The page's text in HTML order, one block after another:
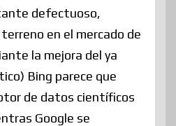
defectuoso,
en el mercado de
la mejora del ya
Bing parece que
de datos científicos
Google se